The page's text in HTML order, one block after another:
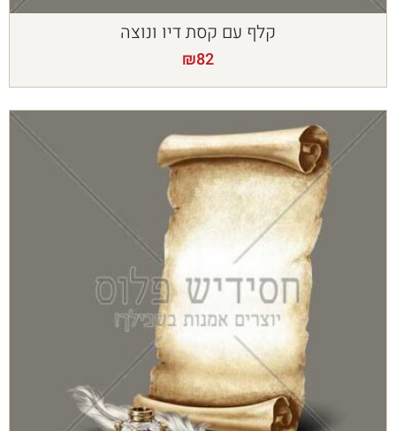
קלף עם קסת דיו ונוצה
₪82